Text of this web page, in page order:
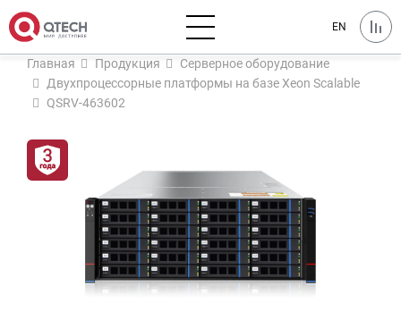
EN
Главная Продукция
Серверное оборудование
Двухпроцессорные платформы на базе Xeon Scalable
QSRV-463602